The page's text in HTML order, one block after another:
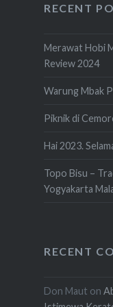
RECENT
Merawat Hobi
Review 2024
Warung Mbak
Piknik di
Hai 2023.
Topo Bisu –
Yogyakarta
RECENT
Don Maut on